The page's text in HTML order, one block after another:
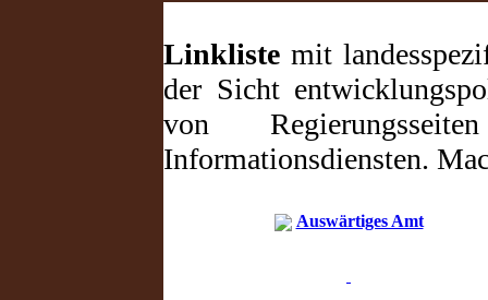
Linkliste mit
der Sicht
von
Informationsdiensten.
Auswärtiges Amt